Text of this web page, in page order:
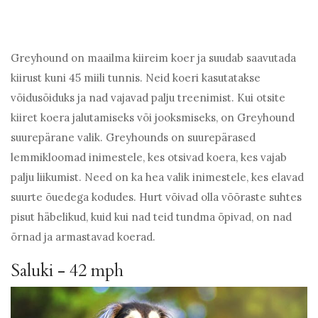
Greyhound on maailma kiireim koer ja suudab saavutada
kiirust kuni 45 miili tunnis. Neid koeri kasutatakse
võidusõiduks ja nad vajavad palju treenimist. Kui otsite
kiiret koera jalutamiseks või jooksmiseks, on Greyhound
suurepärane valik. Greyhounds on suurepärased
lemmikloomad inimestele, kes otsivad koera, kes vajab
palju liikumist. Need on ka hea valik inimestele, kes elavad
suurte õuedega kodudes. Hurt võivad olla võõraste suhtes
pisut häbelikud, kuid kui nad teid tundma õpivad, on nad
õrnad ja armastavad koerad.
Saluki - 42 mph